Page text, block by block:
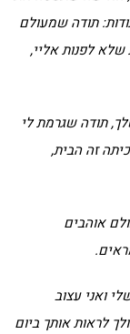
תודה שמעולם
שלא לפנות אליי,
תודה שגרמת לי
זה הבית,
אוהבים
ואני עצוב
לראות אותך ביום